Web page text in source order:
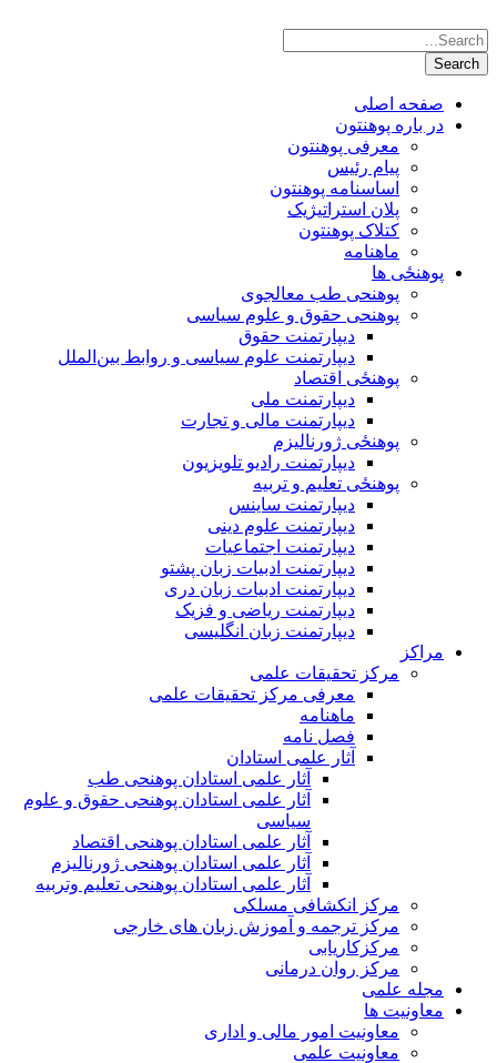
صفحه اصلی
در باره پوهنتون
معرفی پوهنتون
پیام رئیس
اساسنامه پوهنتون
پلان استراتیژیک
کتلاک پوهنتون
ماهنامه
پوهنځی ها
پوهنحی طب معالجوی
پوهنحی حقوق و علوم سیاسی
دیپارتمنت حقوق
دیپارتمنت علوم سیاسی و روابط بین‌الملل
پوهنځی اقتصاد
دیپارتمنت ملی
دیپارتمنت مالی و تجارت
پوهنځی ژورنالیزم
دیپارتمنت رادیو تلویزیون
پوهنځی تعلیم و تربیه
دیپارتمنت ساینس
دیپارتمنت علوم دینی
دیپارتمنت اجتماعیات
دیپارتمنت ادبیات زبان پشتو
دیپارتمنت ادبیات زبان دری
دیپارتمنت ریاضی و فزیک
دیپارتمنت زبان انگلیسی
مراکز
مرکز تحقیقات علمی
معرفی مرکز تحقیقات علمی
ماهنامه
فصل نامه
آثار علمی استادان
آثار علمی استادان پوهنحی طب
آثار علمی استادان پوهنحی حقوق و علوم
سیاسی
آثار علمی استادان پوهنحی اقتصاد
آثار علمی استادان پوهنحی ژورنالیزم
آثار علمی استادان پوهنحی تعلیم وتربیه
مرکز انکشافی مسلکی
مرکز ترجمه و آموزش زبان های خارجی
مرکزکاریابی
مرکز روان درمانی
مجله علمی
معاونیت ها
معاونیت امور مالی و اداری
معاونیت علمی